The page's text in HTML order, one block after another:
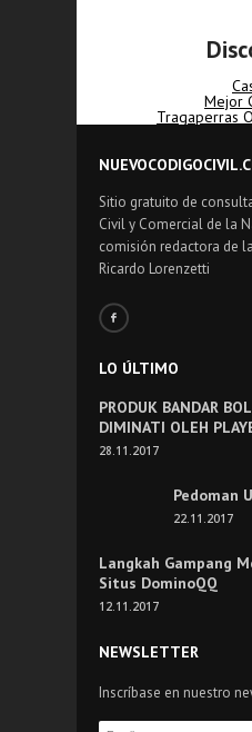
Mejor
Tragaperras
Sitio gratuito de
Civil y Comercial de la
comisión redactora de
Ricardo Lorenzetti
LO ÚLTIMO
PRODUK BANDAR
DIMINATI OLEH
28.11.2017
Pedoman
22.11.2017
Langkah Gampang
Situs DominoQQ
12.11.2017
NEWSLETTER
Inscríbase en nuestro